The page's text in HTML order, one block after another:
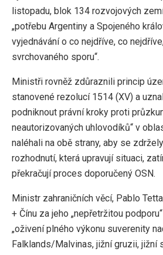
listopadu, blok 134 rozvojových
„potřebu Argentiny a Spojeného
vyjednávání o co nejdříve, co
svrchovaného sporu“.
Ministři rovněž zdůraznili princip
stanovené rezolucí 1514 (XV) a
podniknout právní kroky proti
neautorizovaných uhlovodíků“ v
naléhali na obě strany, aby se
rozhodnutí, která upravují situaci,
překračují proces doporučený OSN.
Ministr zahraničních věcí, Pablo
+ Čínu za jeho „nepřetržitou
„oživení plného výkonu suverenity
Falklands/Malvinas, jižní gruzii, jižní